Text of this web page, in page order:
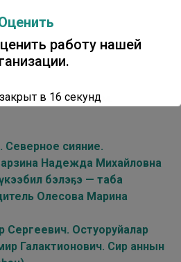
публикация?
оценку первым.
Северное сияние.
Надежда Михайловна
бэлэҕэ — таба
Олесова Марина
Сергеевич. Остуоруйалар
Галактионович. Сир аннын
работу нашей
в 16 секунд